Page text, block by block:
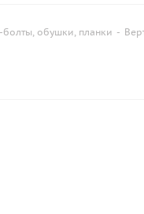
обушки, планки -